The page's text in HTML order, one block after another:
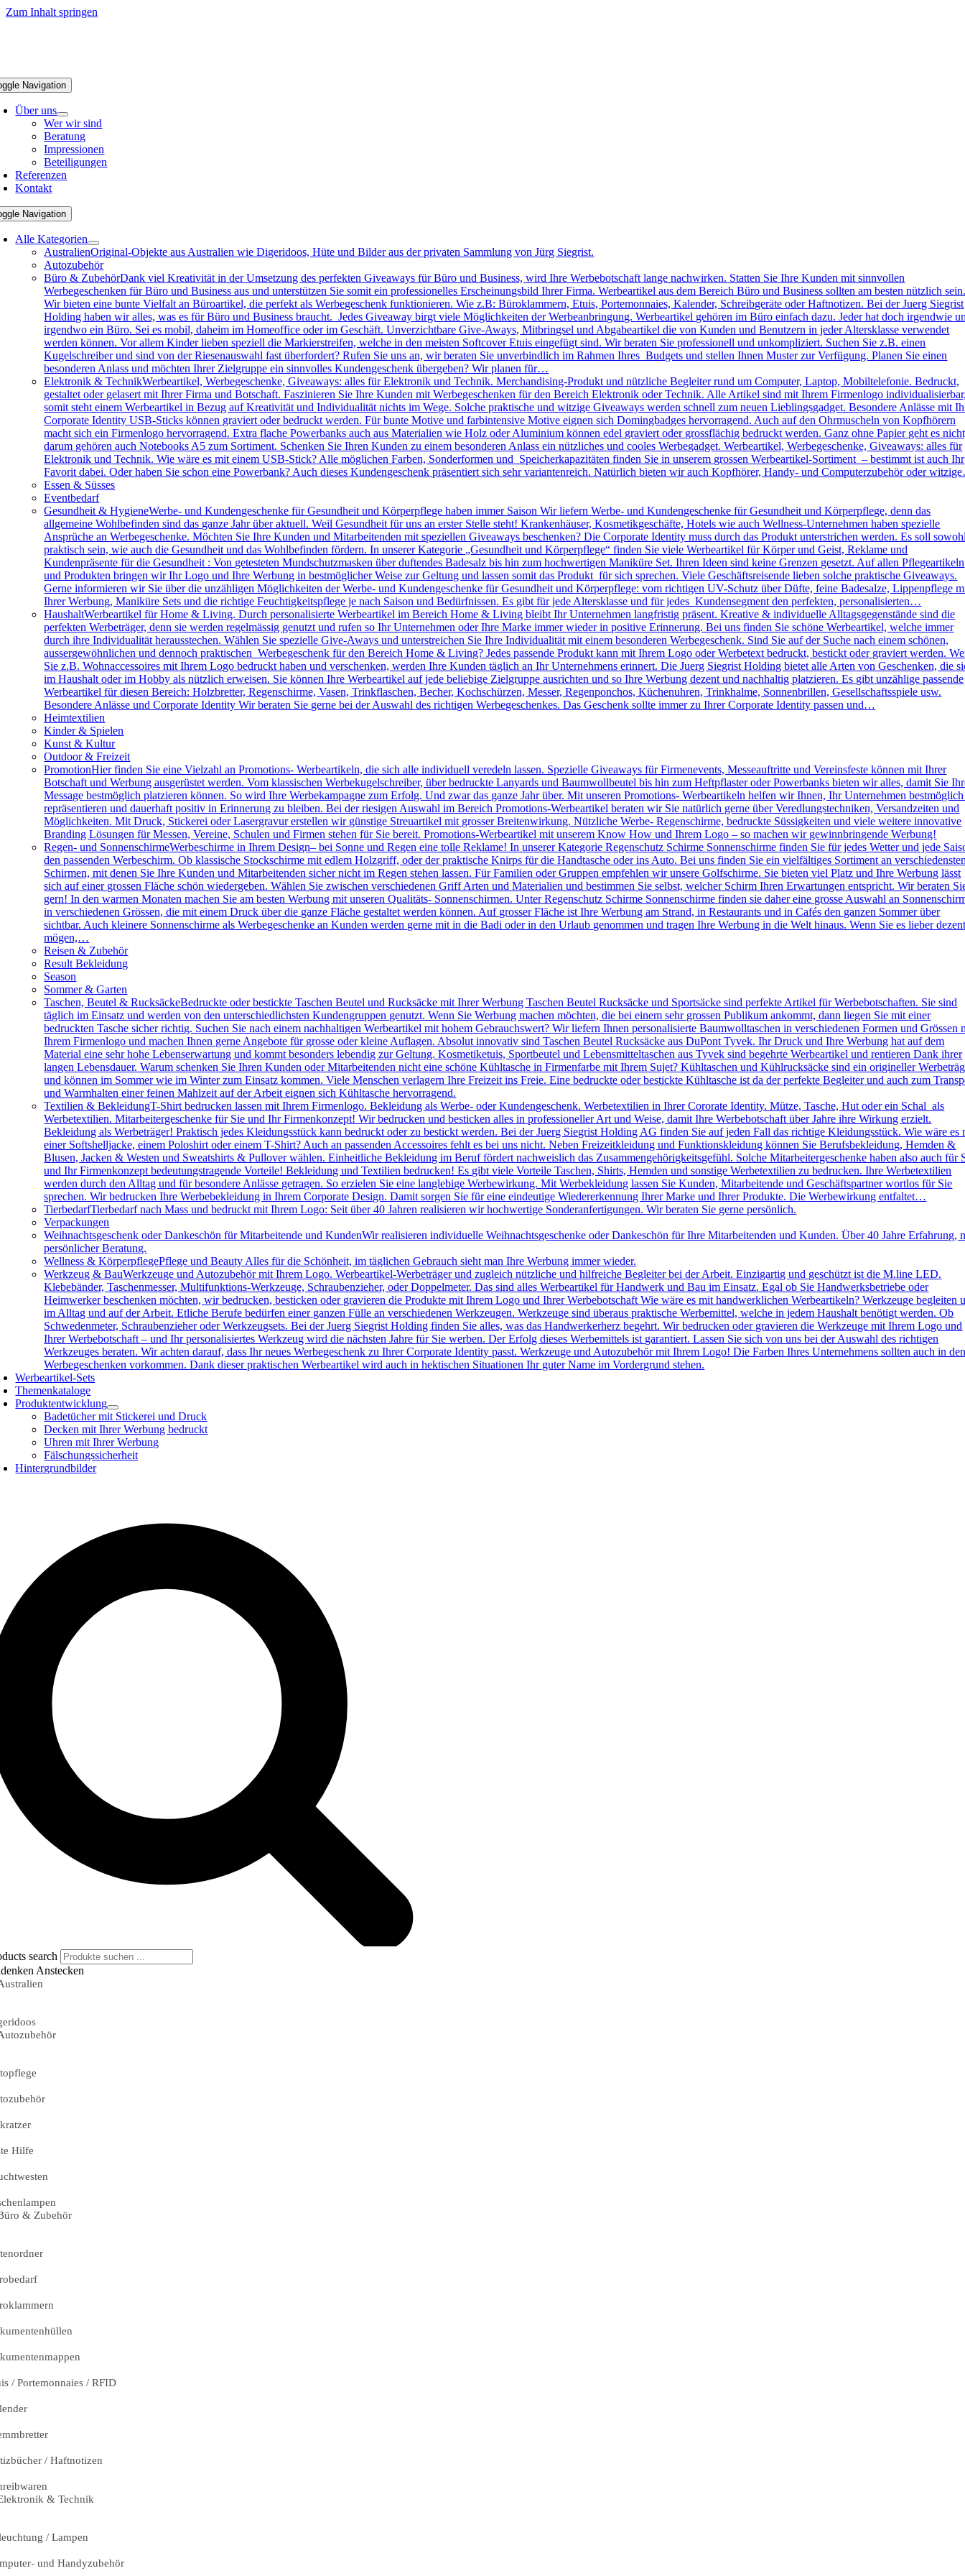
Zum Inhalt springen
Navigation
Über uns
Wer wir sind
Beratung
Impressionen
Beteiligungen
Referenzen
Kontakt
Navigation
Alle Kategorien
AustralienOriginal-Objekte aus Australien wie Digeridoos, Hüte und Bilder aus der privaten Sammlung von Jürg Siegrist.
Autozubehör
Büro & ZubehörDank viel Kreativität in der Umsetzung des perfekten Giveaways für Büro und Business, wird Ihre Werbebotschaft lange nachwirken. Statten Sie Ihre Kunden mit sinnvollen
Werbegeschenken für Büro und Business aus und unterstützen Sie somit ein professionelles Erscheinungsbild Ihrer Firma. Werbeartikel aus dem Bereich Büro und Business sollten am besten nützlich
Wir bieten eine bunte Vielfalt an Büroartikel, die perfekt als Werbegeschenk funktionieren. Wie z.B: Büroklammern, Etuis, Portemonnaies, Kalender, Schreibgeräte oder Haftnotizen. Bei der Juerg Siegrist
Holding haben wir alles, was es für Büro und Business braucht. Jedes Giveaway birgt viele Möglichkeiten der Werbeanbringung. Werbeartikel gehören im Büro einfach dazu. Jeder hat doch irgendwie
irgendwo ein Büro. Sei es mobil, daheim im Homeoffice oder im Geschäft. Unverzichtbare Give-Aways, Mitbringsel und Abgabeartikel die von Kunden und Benutzern in jeder Altersklasse verwendet
werden können. Vor allem Kinder lieben speziell die Markierstreifen, welche in den meisten Softcover Etuis eingefügt sind. Wir beraten Sie professionell und unkompliziert. Suchen Sie z.B. einen
Kugelschreiber und sind von der Riesenauswahl fast überfordert? Rufen Sie uns an, wir beraten Sie unverbindlich im Rahmen Ihres Budgets und stellen Ihnen Muster zur Verfügung. Planen Sie einen
besonderen Anlass und möchten Ihrer Zielgruppe ein sinnvolles Kundengeschenk übergeben? Wir planen für…
Elektronik & TechnikWerbeartikel, Werbegeschenke, Giveaways: alles für Elektronik und Technik. Merchandising-Produkt und nützliche Begleiter rund um Computer, Laptop, Mobiltelefonie. Bedruckt,
gestaltet oder gelasert mit Ihrer Firma und Botschaft. Faszinieren Sie Ihre Kunden mit Werbegeschenken für den Bereich Elektronik oder Technik. Alle Artikel sind mit Ihrem Firmenlogo
somit steht einem Werbeartikel in Bezug auf Kreativität und Individualität nichts im Wege. Solche praktische und witzige Giveaways werden schnell zum neuen Lieblingsgadget. Besondere Anlässe mit
Corporate Identity USB-Sticks können graviert oder bedruckt werden. Für bunte Motive und farbintensive Motive eignen sich Domingbadges hervorragend. Auch auf den Ohrmuscheln von Kopfhörern
macht sich ein Firmenlogo hervorragend. Extra flache Powerbanks auch aus Materialien wie Holz oder Aluminium können edel graviert oder grossflächig bedruckt werden. Ganz ohne Papier geht es
darum gehören auch Notebooks A5 zum Sortiment. Schenken Sie Ihren Kunden zu einem besonderen Anlass ein nützliches und cooles Werbegadget. Werbeartikel, Werbegeschenke, Giveaways: alles für
Elektronik und Technik. Wie wäre es mit einem USB-Stick? Alle möglichen Farben, Sonderformen und Speicherkapazitäten finden Sie in unserem grossen Werbeartikel-Sortiment – bestimmt ist auch Ihr
Favorit dabei. Oder haben Sie schon eine Powerbank? Auch dieses Kundengeschenk präsentiert sich sehr variantenreich. Natürlich bieten wir auch Kopfhörer, Handy- und Computerzubehör oder
Essen & Süsses
Eventbedarf
Gesundheit & HygieneWerbe- und Kundengeschenke für Gesundheit und Körperpflege haben immer Saison Wir liefern Werbe- und Kundengeschenke für Gesundheit und Körperpflege, denn das
allgemeine Wohlbefinden sind das ganze Jahr über aktuell. Weil Gesundheit für uns an erster Stelle steht! Krankenhäuser, Kosmetikgeschäfte, Hotels wie auch Wellness-Unternehmen haben spezielle
Ansprüche an Werbegeschenke. Möchten Sie Ihre Kunden und Mitarbeitenden mit speziellen Giveaways beschenken? Die Corporate Identity muss durch das Produkt unterstrichen werden. Es soll
praktisch sein, wie auch die Gesundheit und das Wohlbefinden fördern. In unserer Kategorie „Gesundheit und Körperpflege“ finden Sie viele Werbeartikel für Körper und Geist, Reklame und
Kundenpräsente für die Gesundheit : Von getesteten Mundschutzmasken über duftendes Badesalz bis hin zum hochwertigen Maniküre Set. Ihren Ideen sind keine Grenzen gesetzt. Auf allen Pflegeartikeln
und Produkten bringen wir Ihr Logo und Ihre Werbung in bestmöglicher Weise zur Geltung und lassen somit das Produkt für sich sprechen. Viele Geschäftsreisende lieben solche praktische Giveaways.
Gerne informieren wir Sie über die unzähligen Möglichkeiten der Werbe- und Kundengeschenke für Gesundheit und Körperpflege: vom richtigen UV-Schutz über Düfte, feine Badesalze, Lippenpflege
Ihrer Werbung, Maniküre Sets und die richtige Feuchtigkeitspflege je nach Saison und Bedürfnissen. Es gibt für jede Altersklasse und für jedes Kundensegment den perfekten, personalisierten…
HaushaltWerbeartikel für Home & Living. Durch personalisierte Werbeartikel im Bereich Home & Living bleibt Ihr Unternehmen langfristig präsent. Kreative & individuelle Alltagsgegenstände sind die
perfekten Werbeträger, denn sie werden regelmässig genutzt und rufen so Ihr Unternehmen oder Ihre Marke immer wieder in positive Erinnerung. Bei uns finden Sie schöne Werbeartikel, welche immer
durch ihre Individualität herausstechen. Wählen Sie spezielle Give-Aways und unterstreichen Sie Ihre Individualität mit einem besonderen Werbegeschenk. Sind Sie auf der Suche nach einem schönen,
aussergewöhnlichen und dennoch praktischen Werbegeschenk für den Bereich Home & Living? Jedes passende Produkt kann mit Ihrem Logo oder Werbetext bedruckt, bestickt oder graviert werden.
Sie z.B. Wohnaccessoires mit Ihrem Logo bedruckt haben und verschenken, werden Ihre Kunden täglich an Ihr Unternehmens erinnert. Die Juerg Siegrist Holding bietet alle Arten von Geschenken, die
im Haushalt oder im Hobby als nützlich erweisen. Sie können Ihre Werbeartikel auf jede beliebige Zielgruppe ausrichten und so Ihre Werbung dezent und nachhaltig platzieren. Es gibt unzählige passende
Werbeartikel für diesen Bereich: Holzbretter, Regenschirme, Vasen, Trinkflaschen, Becher, Kochschürzen, Messer, Regenponchos, Küchenuhren, Trinkhalme, Sonnenbrillen, Gesellschaftsspiele usw.
Besondere Anlässe und Corporate Identity Wir beraten Sie gerne bei der Auswahl des richtigen Werbegeschenkes. Das Geschenk sollte immer zu Ihrer Corporate Identity passen und…
Heimtextilien
Kinder & Spielen
Kunst & Kultur
Outdoor & Freizeit
PromotionHier finden Sie eine Vielzahl an Promotions- Werbeartikeln, die sich alle individuell veredeln lassen. Spezielle Giveaways für Firmenevents, Messeauftritte und Vereinsfeste können mit Ihrer
Botschaft und Werbung ausgerüstet werden. Vom klassischen Werbekugelschreiber, über bedruckte Lanyards und Baumwollbeutel bis hin zum Heftpflaster oder Powerbanks bieten wir alles, damit Sie
Message bestmöglich platzieren können. So wird Ihre Werbekampagne zum Erfolg. Und zwar das ganze Jahr über. Mit unseren Promotions- Werbeartikeln helfen wir Ihnen, Ihr Unternehmen
repräsentieren und dauerhaft positiv in Erinnerung zu bleiben. Bei der riesigen Auswahl im Bereich Promotions-Werbeartikel beraten wir Sie natürlich gerne über Veredlungstechniken, Versandzeiten und
Möglichkeiten. Mit Druck, Stickerei oder Lasergravur erstellen wir günstige Streuartikel mit grosser Breitenwirkung. Nützliche Werbe- Regenschirme, bedruckte Süssigkeiten und viele weitere innovative
Branding Lösungen für Messen, Vereine, Schulen und Firmen stehen für Sie bereit. Promotions-Werbeartikel mit unserem Know How und Ihrem Logo – so machen wir gewinnbringende Werbung!
Regen- und SonnenschirmeWerbeschirme in Ihrem Design– bei Sonne und Regen eine tolle Reklame! In unserer Kategorie Regenschutz Schirme Sonnenschirme finden Sie für jedes Wetter und jede
den passenden Werbeschirm. Ob klassische Stockschirme mit edlem Holzgriff, oder der praktische Knirps für die Handtasche oder ins Auto. Bei uns finden Sie ein vielfältiges Sortiment an
Schirmen, mit denen Sie Ihre Kunden und Mitarbeitenden sicher nicht im Regen stehen lassen. Für Familien oder Gruppen empfehlen wir unsere Golfschirme. Sie bieten viel Platz und Ihre Werbung lässt
sich auf einer grossen Fläche schön wiedergeben. Wählen Sie zwischen verschiedenen Griff Arten und Materialien und bestimmen Sie selbst, welcher Schirm Ihren Erwartungen entspricht. Wir beraten
gern! In den warmen Monaten machen Sie am besten Werbung mit unseren Qualitäts- Sonnenschirmen. Unter Regenschutz Schirme Sonnenschirme finden sie daher eine grosse Auswahl an
in verschiedenen Grössen, die mit einem Druck über die ganze Fläche gestaltet werden können. Auf grosser Fläche ist Ihre Werbung am Strand, in Restaurants und in Cafés den ganzen Sommer über
sichtbar. Auch kleinere Sonnenschirme als Werbegeschenke an Kunden werden gerne mit in die Badi oder in den Urlaub genommen und tragen Ihre Werbung in die Welt hinaus. Wenn Sie es lieber
mögen,…
Reisen & Zubehör
Result Bekleidung
Season
Sommer & Garten
Taschen, Beutel & RucksäckeBedruckte oder bestickte Taschen Beutel und Rucksäcke mit Ihrer Werbung Taschen Beutel Rucksäcke und Sportsäcke sind perfekte Artikel für Werbebotschaften. Sie sind
täglich im Einsatz und werden von den unterschiedlichsten Kundengruppen genutzt. Wenn Sie Werbung machen möchten, die bei einem sehr grossen Publikum ankommt, dann liegen Sie mit einer
bedruckten Tasche sicher richtig. Suchen Sie nach einem nachhaltigen Werbeartikel mit hohem Gebrauchswert? Wir liefern Ihnen personalisierte Baumwolltaschen in verschiedenen Formen und Grössen
Ihrem Firmenlogo und machen Ihnen gerne Angebote für grosse oder kleine Auflagen. Absolut innovativ sind Taschen Beutel Rucksäcke aus DuPont Tyvek. Ihr Druck und Ihre Werbung hat auf dem
Material eine sehr hohe Lebenserwartung und kommt besonders lebendig zur Geltung. Kosmetiketuis, Sportbeutel und Lebensmitteltaschen aus Tyvek sind begehrte Werbeartikel und rentieren Dank ihrer
langen Lebensdauer. Warum schenken Sie Ihren Kunden oder Mitarbeitenden nicht eine schöne Kühltasche in Firmenfarbe mit Ihrem Sujet? Kühltaschen und Kühlrucksäcke sind ein origineller
und können im Sommer wie im Winter zum Einsatz kommen. Viele Menschen verlagern Ihre Freizeit ins Freie. Eine bedruckte oder bestickte Kühltasche ist da der perfekte Begleiter und auch zum
und Warmhalten einer feinen Mahlzeit auf der Arbeit eignen sich Kühltasche hervorragend.
Textilien & BekleidungT-Shirt bedrucken lassen mit Ihrem Firmenlogo. Bekleidung als Werbe- oder Kundengeschenk. Werbetextilien in Ihrer Cororate Identity. Mütze, Tasche, Hut oder ein Schal als
Werbetextilien. Mitarbeitergeschenke für Sie und Ihr Firmenkonzept! Wir bedrucken und besticken alles in professioneller Art und Weise, damit Ihre Werbebotschaft über Jahre ihre Wirkung erzielt.
Bekleidung als Werbeträger! Praktisch jedes Kleidungsstück kann bedruckt oder zu bestickt werden. Bei der Juerg Siegrist Holding AG finden Sie auf jeden Fall das richtige Kleidungsstück. Wie wäre es
einer Softshelljacke, einem Poloshirt oder einem T-Shirt? Auch an passenden Accessoires fehlt es bei uns nicht. Neben Freizeitkleidung und Funktionskleidung können Sie Berufsbekleidung, Hemden &
Blusen, Jacken & Westen und Sweatshirts & Pullover wählen. Einheitliche Bekleidung im Beruf fördert nachweislich das Zusammengehörigkeitsgefühl. Solche Mitarbeitergeschenke haben also auch für
und Ihr Firmenkonzept bedeutungstragende Vorteile! Bekleidung und Textilien bedrucken! Es gibt viele Vorteile Taschen, Shirts, Hemden und sonstige Werbetextilien zu bedrucken. Ihre Werbetextilien
werden durch den Alltag und für besondere Anlässe getragen. So erzielen Sie eine langlebige Werbewirkung. Mit Werbekleidung lassen Sie Kunden, Mitarbeitende und Geschäftspartner wortlos für Sie
sprechen. Wir bedrucken Ihre Werbebekleidung in Ihrem Corporate Design. Damit sorgen Sie für eine eindeutige Wiedererkennung Ihrer Marke und Ihrer Produkte. Die Werbewirkung entfaltet…
TierbedarfTierbedarf nach Mass und bedruckt mit Ihrem Logo: Seit über 40 Jahren realisieren wir hochwertige Sonderanfertigungen. Wir beraten Sie gerne persönlich.
Verpackungen
Weihnachtsgeschenk oder Dankeschön für Mitarbeitende und KundenWir realisieren individuelle Weihnachtsgeschenke oder Dankeschön für Ihre Mitarbeitenden und Kunden. Über 40 Jahre Erfahrung,
persönlicher Beratung.
Wellness & KörperpflegePflege und Beauty Alles für die Schönheit, im täglichen Gebrauch sieht man Ihre Werbung immer wieder.
Werkzeug & BauWerkzeuge und Autozubehör mit Ihrem Logo. Werbeartikel-Werbeträger und zugleich nützliche und hilfreiche Begleiter bei der Arbeit. Einzigartig und geschützt ist die M.line LED.
Klebebänder, Taschenmesser, Multifunktions-Werkzeuge, Schraubenzieher, oder Doppelmeter. Das sind alles Werbeartikel für Handwerk und Bau im Einsatz. Egal ob Sie Handwerksbetriebe oder
Heimwerker beschenken möchten, wir bedrucken, besticken oder gravieren die Produkte mit Ihrem Logo und Ihrer Werbebotschaft Wie wäre es mit handwerklichen Werbeartikeln? Werkzeuge begleiten
im Alltag und auf der Arbeit. Etliche Berufe bedürfen einer ganzen Fülle an verschiedenen Werkzeugen. Werkzeuge sind überaus praktische Werbemittel, welche in jedem Haushalt benötigt werden. Ob
Schwedenmeter, Schraubenzieher oder Werkzeugsets. Bei der Juerg Siegrist Holding finden Sie alles, was das Handwerkerherz begehrt. Wir bedrucken oder gravieren die Werkzeuge mit Ihrem Logo und
Ihrer Werbebotschaft – und Ihr personalisiertes Werkzeug wird die nächsten Jahre für Sie werben. Der Erfolg dieses Werbemittels ist garantiert. Lassen Sie sich von uns bei der Auswahl des richtigen
Werkzeuges beraten. Wir achten darauf, dass Ihr neues Werbegeschenk zu Ihrer Corporate Identity passt. Werkzeuge und Autozubehör mit Ihrem Logo! Die Farben Ihres Unternehmens sollten auch in
Werbegeschenken vorkommen. Dank dieser praktischen Werbeartikel wird auch in hektischen Situationen Ihr guter Name im Vordergrund stehen.
Werbeartikel-Sets
Themenkataloge
Produktentwicklung
Badetücher mit Stickerei und Druck
Decken mit Ihrer Werbung bedruckt
Uhren mit Ihrer Werbung
Fälschungssicherheit
Hintergrundbilder
search
Anstecken
Hilfe
& Zubehör
/ Portemonnaies / RFID
/ Haftnotizen
& Technik
/ Lampen
und Handyzubehör